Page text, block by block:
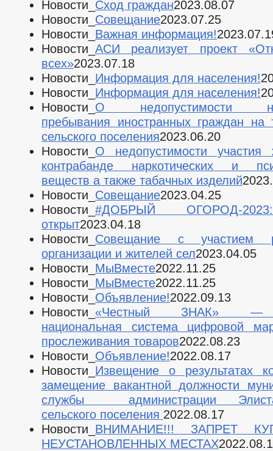
Новости_ Сход граждан2023.08.07
Новости_ Совещание2023.07.25
Новости_ Важная информация!
Новости_ АСИ реализует проект
всех»2023.07.18
Новости_ Информация для населения!
Новости_ Информация для населения!
Новости_ О недопустимости
пребывания иностранных граждан на
сельского поселения2023.06.20
Новости_ О недопустимости участия
контрабанде наркотических и
веществ а также табачных изделий
Новости_ Совещание2023.04.25
Новости_ #ДОБРЫЙ ОГОРОД-
открыт2023.04.18
Новости_ Совещание с участием
организации и жителей сел2023.04.05
Новости_ МыВместе2022.11.25
Новости_ МыВместе2022.11.25
Новости_ Объявление!2022.09.13
Новости_ «Честный ЗНАК» —
национальная система цифровой
прослеживания товаров2022.08.23
Новости_ Объявление!2022.08.17
Новости_ Извещение о результатах
замещение вакантной должности
службы администрации
сельского поселения 2022.08.17
Новости_ ВНИМАНИЕ!!! ЗАПРЕТ
НЕУСТАНОВЛЕННЫХ МЕСТАХ